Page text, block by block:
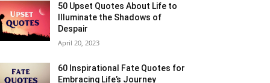
50 Upset Quotes About Life to
Illuminate the Shadows of
Despair
April 20, 2023
60 Inspirational Fate Quotes for
Embracing Life’s Journey